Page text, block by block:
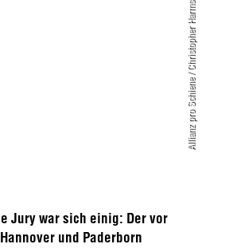
Allianz pro Schiene / Christopher Harms
Jury war sich einig: Der vor
und Paderborn